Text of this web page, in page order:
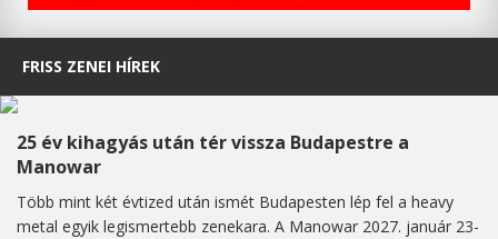
FRISS ZENEI HÍREK
25 év kihagyás után tér vissza Budapestre a
Manowar
Több mint két évtized után ismét Budapesten lép fel a heavy
metal egyik legismertebb zenekara. A Manowar 2027. január 23-